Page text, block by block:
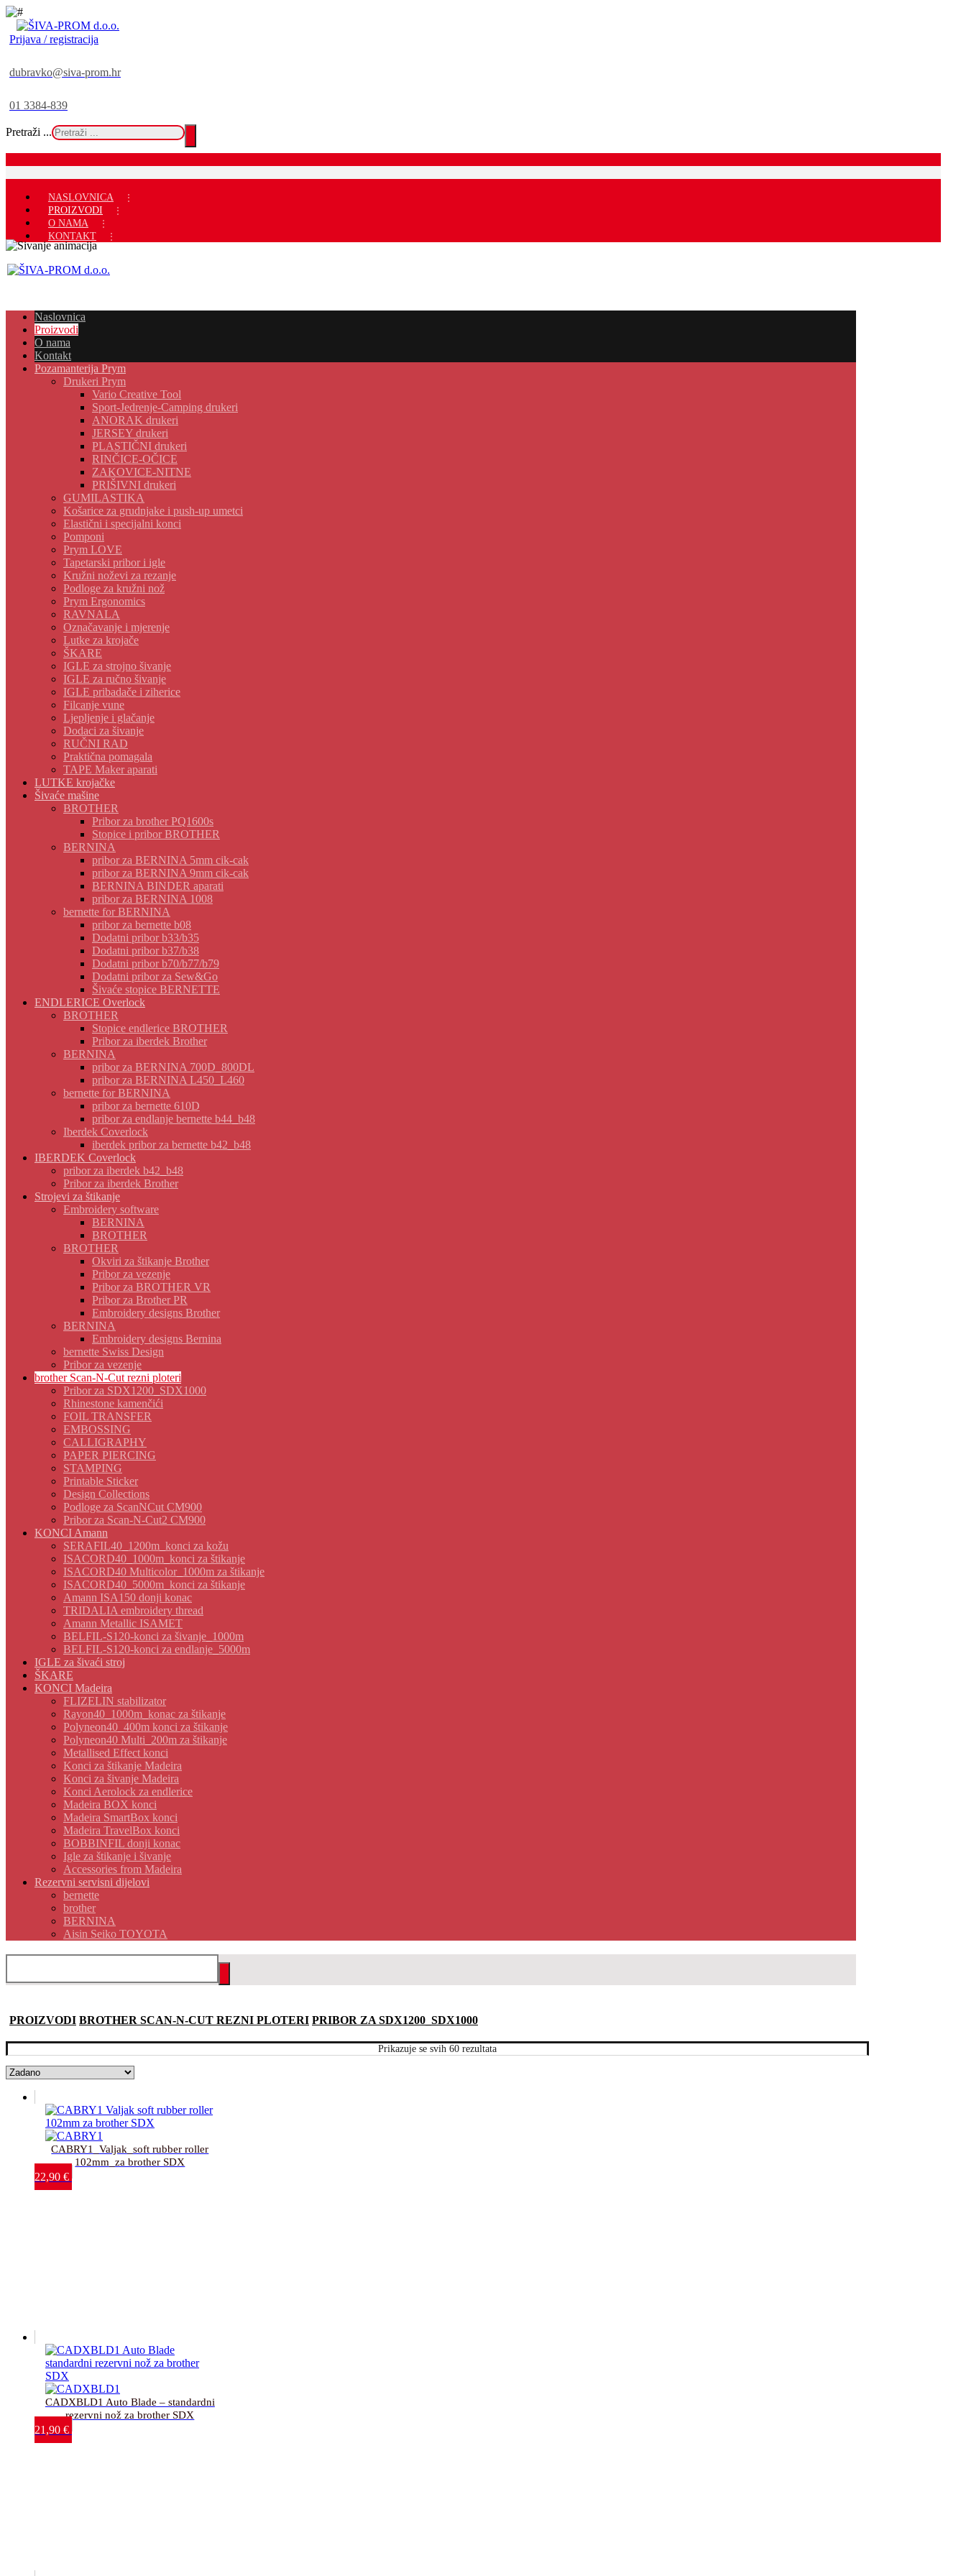
Prijava / registracija
dubravko@siva-prom.hr
01 3384-839
Pretraži ...
NASLOVNICA
PROIZVODI
O NAMA
KONTAKT
Naslovnica
Proizvodi
O nama
Kontakt
Pozamanterija Prym
Drukeri Prym
Vario Creative Tool
Sport-Jedrenje-Camping drukeri
ANORAK drukeri
JERSEY drukeri
PLASTIČNI drukeri
RINČICE-OČICE
ZAKOVICE-NITNE
PRIŠIVNI drukeri
GUMILASTIKA
Košarice za grudnjake i push-up umetci
Elastični i specijalni konci
Pomponi
Prym LOVE
Tapetarski pribor i igle
Kružni noževi za rezanje
Podloge za kružni nož
Prym Ergonomics
RAVNALA
Označavanje i mjerenje
Lutke za krojače
ŠKARE
IGLE za strojno šivanje
IGLE za ručno šivanje
IGLE pribadače i ziherice
Filcanje vune
Ljepljenje i glačanje
Dodaci za šivanje
RUČNI RAD
Praktična pomagala
TAPE Maker aparati
LUTKE krojačke
Šivaće mašine
BROTHER
Pribor za brother PQ1600s
Stopice i pribor BROTHER
BERNINA
pribor za BERNINA 5mm cik-cak
pribor za BERNINA 9mm cik-cak
BERNINA BINDER aparati
pribor za BERNINA 1008
bernette for BERNINA
pribor za bernette b08
Dodatni pribor b33/b35
Dodatni pribor b37/b38
Dodatni pribor b70/b77/b79
Dodatni pribor za Sew&Go
Šivaće stopice BERNETTE
ENDLERICE Overlock
BROTHER
Stopice endlerice BROTHER
Pribor za iberdek Brother
BERNINA
pribor za BERNINA 700D_800DL
pribor za BERNINA L450_L460
bernette for BERNINA
pribor za bernette 610D
pribor za endlanje bernette b44_b48
Iberdek Coverlock
iberdek pribor za bernette b42_b48
IBERDEK Coverlock
pribor za iberdek b42_b48
Pribor za iberdek Brother
Strojevi za štikanje
Embroidery software
BERNINA
BROTHER
BROTHER
Okviri za štikanje Brother
Pribor za vezenje
Pribor za BROTHER VR
Pribor za Brother PR
Embroidery designs Brother
BERNINA
Embroidery designs Bernina
bernette Swiss Design
Pribor za vezenje
brother Scan-N-Cut rezni ploteri
Pribor za SDX1200_SDX1000
Rhinestone kamenčići
FOIL TRANSFER
EMBOSSING
CALLIGRAPHY
PAPER PIERCING
STAMPING
Printable Sticker
Design Collections
Podloge za ScanNCut CM900
Pribor za Scan-N-Cut2 CM900
KONCI Amann
SERAFIL40_1200m_konci za kožu
ISACORD40_1000m_konci za štikanje
ISACORD40 Multicolor_1000m za štikanje
ISACORD40_5000m_konci za štikanje
Amann ISA150 donji konac
TRIDALIA embroidery thread
Amann Metallic ISAMET
BELFIL-S120-konci za šivanje_1000m
BELFIL-S120-konci za endlanje_5000m
IGLE za šivaći stroj
ŠKARE
KONCI Madeira
FLIZELIN stabilizator
Rayon40_1000m_konac za štikanje
Polyneon40_400m konci za štikanje
Polyneon40 Multi_200m za štikanje
Metallised Effect konci
Konci za štikanje Madeira
Konci za šivanje Madeira
Konci Aerolock za endlerice
Madeira BOX konci
Madeira SmartBox konci
Madeira TravelBox konci
BOBBINFIL donji konac
Igle za štikanje i šivanje
Accessories from Madeira
Rezervni servisni dijelovi
bernette
brother
BERNINA
Aisin Seiko TOYOTA
PROIZVODI BROTHER SCAN-N-CUT REZNI PLOTERI PRIBOR ZA SDX1200_SDX1000
Prikazuje se svih 60 rezultata
CABRY1_Valjak_soft rubber roller
102mm_za brother SDX
22,90 €
CADXBLD1 Auto Blade – standardni
rezervni nož za brother SDX
21,90 €